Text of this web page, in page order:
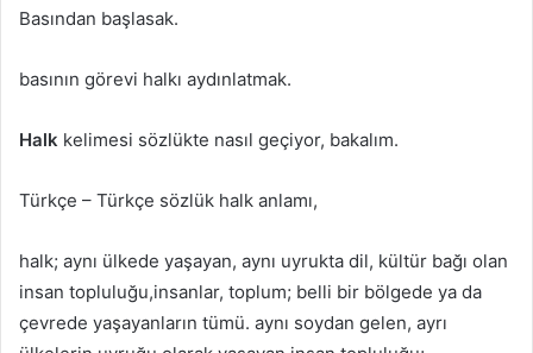
Basından başlasak.
basının görevi halkı aydınlatmak.
Halk kelimesi sözlükte nasıl geçiyor, bakalım.
Türkçe – Türkçe sözlük halk anlamı,
halk; aynı ülkede yaşayan, aynı uyrukta dil, kültür bağı olan
insan topluluğu,insanlar, toplum; belli bir bölgede ya da
çevrede yaşayanların tümü. aynı soydan gelen, ayrı